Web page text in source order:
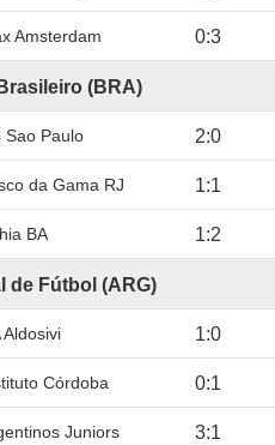
Amsterdam 0:3
(BRA)
Sao Paulo 2:0
da Gama RJ 1:1
BA 1:2
de Fútbol (ARG)
Aldosivi 1:0
Córdoba 0:1
Juniors 3:1